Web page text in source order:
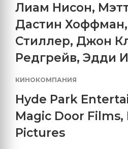
Лиам Нисон,
Дастин Хоффман,
Стиллер, Джон
Редгрейв, Эдди
КИНОКОМПАНИЯ
Hyde Park
Magic Door Films,
Pictures